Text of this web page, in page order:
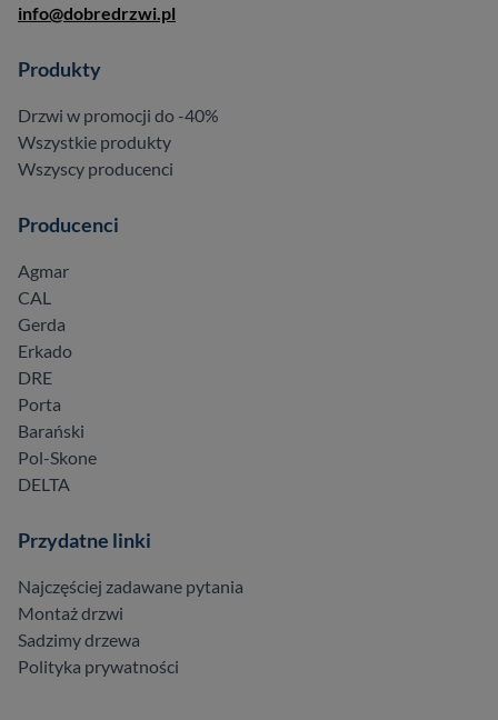
info@dobredrzwi.pl
Produkty
Drzwi w promocji do -40%
Wszystkie produkty
Wszyscy producenci
Producenci
Agmar
CAL
Gerda
Erkado
DRE
Porta
Barański
Pol-Skone
DELTA
Przydatne linki
Najczęściej zadawane pytania
Montaż drzwi
Sadzimy drzewa
Polityka prywatności